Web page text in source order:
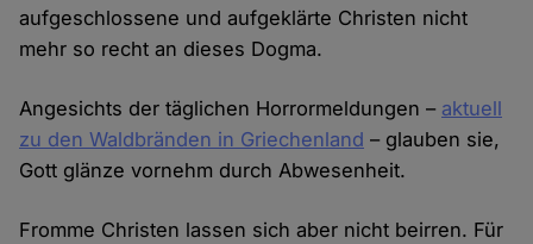
aufgeschlossene und aufgeklärte Christen nicht
mehr so recht an dieses Dogma.
Angesichts der täglichen Horrormeldungen – aktuell
zu den Waldbränden in Griechenland – glauben sie,
Gott glänze vornehm durch Abwesenheit.
Fromme Christen lassen sich aber nicht beirren. Für